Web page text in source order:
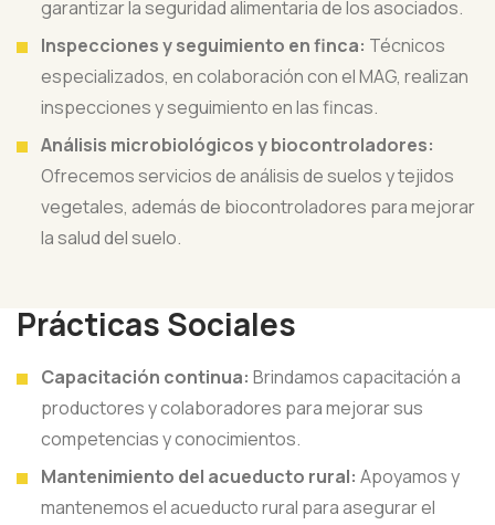
garantizar la seguridad alimentaria de los asociados.
Inspecciones y seguimiento en finca: Técnicos
especializados, en colaboración con el MAG, realizan
inspecciones y seguimiento en las fincas.
Análisis microbiológicos y biocontroladores:
Ofrecemos servicios de análisis de suelos y tejidos
vegetales, además de biocontroladores para mejorar
la salud del suelo.
Prácticas Sociales
Capacitación continua: Brindamos capacitación a
productores y colaboradores para mejorar sus
competencias y conocimientos.
Mantenimiento del acueducto rural: Apoyamos y
mantenemos el acueducto rural para asegurar el